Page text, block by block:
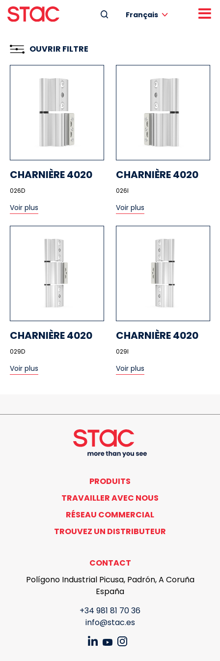
Français
OUVRIR FILTRE
CHARNIÈRE 4020
026D
Voir plus
CHARNIÈRE 4020
026I
Voir plus
CHARNIÈRE 4020
029D
Voir plus
CHARNIÈRE 4020
029I
Voir plus
PRODUITS
TRAVAILLER AVEC NOUS
RÉSEAU COMMERCIAL
TROUVEZ UN DISTRIBUTEUR
CONTACT
Polígono Industrial Picusa, Padrón, A Coruña
España
+34 981 81 70 36
info@stac.es